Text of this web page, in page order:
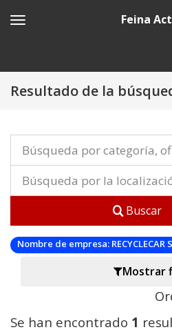
Feina
Resultado de la
Buscar
Nombre de empresa: RECYCLECAR
Mostrar
Se han encontrado 1